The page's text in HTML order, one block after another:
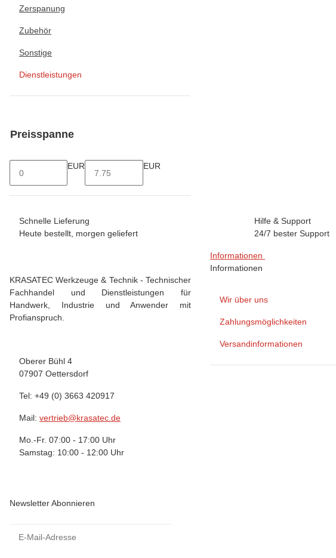
Zerspanung
Zubehör
Sonstige
Dienstleistungen
Preisspanne
EUR EUR
Schnelle Lieferung
Heute bestellt, morgen geliefert
Hilfe & Support
24/7 bester Support
KRASATEC Werkzeuge & Technik - Technischer
Fachhandel und Dienstleistungen für
Handwerk, Industrie und Anwender mit
Profianspruch.
Oberer Bühl 4
07907 Oettersdorf
Tel: +49 (0) 3663 420917
Mail: vertrieb@krasatec.de
Mo.-Fr. 07:00 - 17:00 Uhr
Samstag: 10:00 - 12:00 Uhr
Informationen
Informationen
Wir über uns
Zahlungsmöglichkeiten
Versandinformationen
Newsletter Abonnieren
Newsletter Abonnieren